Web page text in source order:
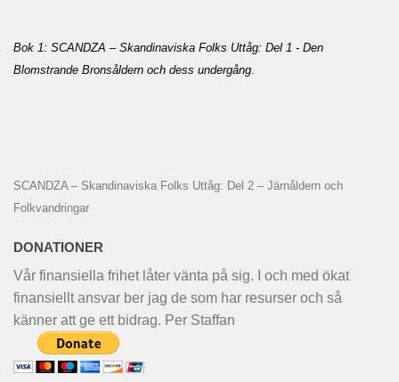
Bok 1: SCANDZA – Skandinaviska Folks Uttåg: Del 1 - Den
Blomstrande Bronsåldern och dess undergång.
SCANDZA – Skandinaviska Folks Uttåg: Del 2 – Järnåldern och
Folkvandringar
DONATIONER
Vår finansiella frihet låter vänta på sig. I och med ökat
finansiellt ansvar ber jag de som har resurser och så
känner att ge ett bidrag. Per Staffan